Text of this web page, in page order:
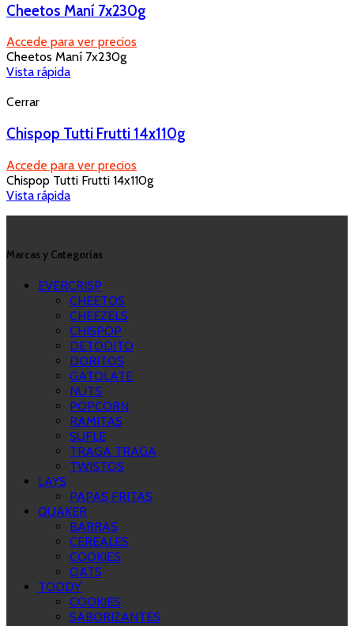
Cheetos Maní 7x230g
Accede para ver precios
Cheetos Maní 7x230g
Vista rápida
Cerrar
Chispop Tutti Frutti 14x110g
Accede para ver precios
Chispop Tutti Frutti 14x110g
Vista rápida
Marcas y Categorías
EVERCRISP
CHEETOS
CHEEZELS
CHISPOP
DETODITO
DORITOS
GATOLATE
NUTS
POPCORN
RAMITAS
SUFLE
TRAGA TRAGA
TWISTOS
LAYS
PAPAS FRITAS
QUAKER
BARRAS
CEREALES
COOKIES
OATS
TODDY
COOKIES
SABORIZANTES